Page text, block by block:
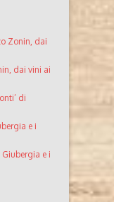
Zonin, dai
dai vini ai
di
e i
e i